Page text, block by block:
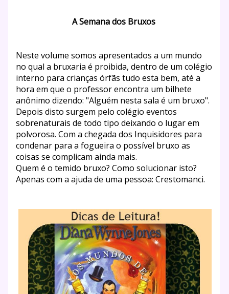
A Semana dos Bruxos
Neste volume somos apresentados a um mundo
no qual a bruxaria é proibida, dentro de um colégio
interno para crianças órfãs tudo esta bem, até a
hora em que o professor encontra um bilhete
anônimo dizendo: "Alguém nesta sala é um bruxo".
Depois disto surgem pelo colégio eventos
sobrenaturais de todo tipo deixando o lugar em
polvorosa. Com a chegada dos Inquisidores para
condenar para a fogueira o possível bruxo as
coisas se complicam ainda mais.
Quem é o temido bruxo? Como solucionar isto?
Apenas com a ajuda de uma pessoa: Crestomanci.